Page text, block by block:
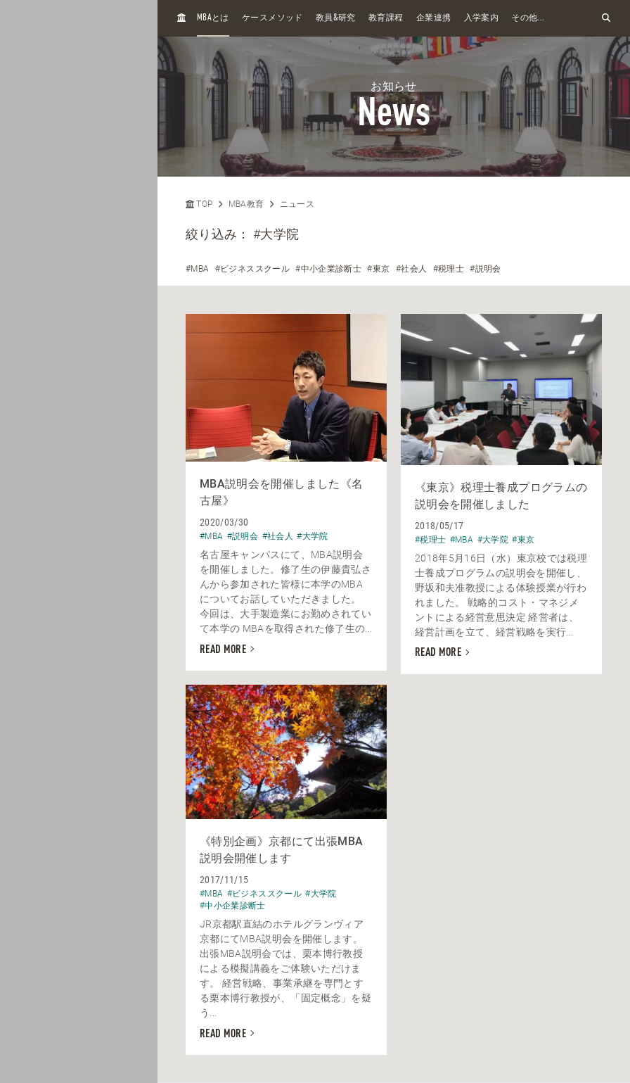
H
MBAとは ケースメソッド 教員&研究 教育課程 企業連携 入学案内 その他...
お知らせ
News
TOP MBA教育 ニュース
絞り込み：#大学院
#MBA #ビジネススクール #中小企業診断士 #東京 #社会人 #税理士 #説明会
MBA説明会を開催しました《名
古屋》
2020/03/30
#MBA #説明会 #社会人 #大学院
名古屋キャンパスにて、MBA説明会
を開催しました。修了生の伊藤貴弘さ
んから参加された皆様に本学のMBA
についてお話していただきました。
今回は、大手製造業にお勤めされてい
て本学の MBAを取得された修了生の...
READ MORE
《東京》税理士養成プログラムの
説明会を開催しました
2018/05/17
#税理士 #MBA #大学院 #東京
2018年5月16日（水）東京校では税理
士養成プログラムの説明会を開催し、
野坂和夫准教授による体験授業が行わ
れました。 戦略的コスト・マネジメ
ントによる経営意思決定 経営者は、
経営計画を立て、経営戦略を実行...
READ MORE
《特別企画》京都にて出張MBA
説明会開催します
2017/11/15
#MBA #ビジネススクール #大学院
#中小企業診断士
JR京都駅直結のホテルグランヴィア
京都にてMBA説明会を開催します。
出張MBA説明会では、栗本博行教授
による模擬講義をご体験いただけま
す。 経営戦略、事業承継を専門とす
る栗本博行教授が、「固定概念」を疑
う...
READ MORE